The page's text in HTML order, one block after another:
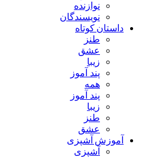
نوازنده
نویسندگان
داستان کوتاه
طنز
عشق
زیبا
پند آموز
همه
پند آموز
زیبا
طنز
عشق
آموزش آشپزی
آشپزی